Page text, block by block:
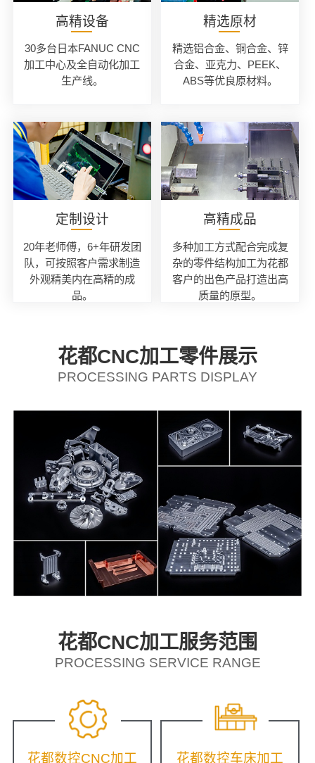
高精设备
30多台日本FANUC CNC
加工中心及全自动化加工
生产线。
精选原材
精选铝合金、铜合金、锌
合金、亚克力、PEEK、
ABS等优良原材料。
定制设计
20年老师傅，6+年研发团
队，可按照客户需求制造
外观精美内在高精的成
品。
高精成品
多种加工方式配合完成复
杂的零件结构加工为花都
客户的出色产品打造出高
质量的原型。
花都CNC加工零件展示
PROCESSING PARTS DISPLAY
花都CNC加工服务范围
PROCESSING SERVICE RANGE
花都数控CNC加工 花都数控车床加工